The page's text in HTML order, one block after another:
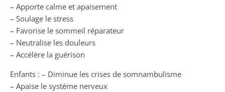
– Apporte calme et apaisement
– Soulage le stress
– Favorise le sommeil réparateur
– Neutralise les douleurs
– Accélère la guérison
Enfants : – Diminue les crises de somnambulisme
– Apaise le système nerveux